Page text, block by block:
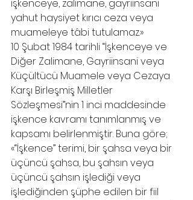
işkenceye, zalimane, gayriinsani
yahut haysiyet kırıcı ceza veya
muameleye tâbi tutulamaz.»
10 Şubat 1984 tarihli “İşkenceye ve
Diğer Zalimane, Gayriinsani veya
Küçültücü Muamele veya Cezaya
Karşı Birleşmiş Milletler
Sözleşmesi”nin 1 inci maddesinde
işkence kavramı tanımlanmış ve
kapsamı belirlenmiştir. Buna göre;
«“İşkence” terimi, bir şahsa veya bir
üçüncü şahsa, bu şahsın veya
üçüncü şahsın işlediği veya
işlediğinden şüphe edilen bir fiil